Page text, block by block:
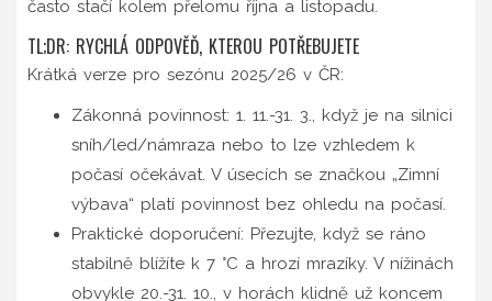
často stačí kolem přelomu října a listopadu.
TL;DR: RYCHLÁ ODPOVĚĎ, KTEROU POTŘEBUJETE
Krátká verze pro sezónu 2025/26 v ČR:
Zákonná povinnost: 1. 11.-31. 3., když je na silnici
sníh/led/námraza nebo to lze vzhledem k
počasí očekávat. V úsecích se značkou „Zimní
výbava“ platí povinnost bez ohledu na počasí.
Praktické doporučení: Přezujte, když se ráno
stabilně blížíte k 7 °C a hrozí mrazíky. V nížinách
obvykle 20.-31. 10., v horách klidně už koncem